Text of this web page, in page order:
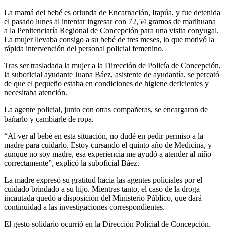
La mamá del bebé es oriunda de Encarnación, Itapúa, y fue detenida
el pasado lunes al intentar ingresar con 72,54 gramos de marihuana
a la Penitenciaría Regional de Concepción para una visita conyugal.
La mujer llevaba consigo a su bebé de tres meses, lo que motivó la
rápida intervención del personal policial femenino.
Tras ser trasladada la mujer a la Dirección de Policía de Concepción,
la suboficial ayudante Juana Báez, asistente de ayudantía, se percató
de que el pequeño estaba en condiciones de higiene deficientes y
necesitaba atención.
La agente policial, junto con otras compañeras, se encargaron de
bañarlo y cambiarle de ropa.
“Al ver al bebé en esta situación, no dudé en pedir permiso a la
madre para cuidarlo. Estoy cursando el quinto año de Medicina, y
aunque no soy madre, esa experiencia me ayudó a atender al niño
correctamente”, explicó la suboficial Báez.
La madre expresó su gratitud hacia las agentes policiales por el
cuidado brindado a su hijo. Mientras tanto, el caso de la droga
incautada quedó a disposición del Ministerio Público, que dará
continuidad a las investigaciones correspondientes.
El gesto solidario ocurrió en la Dirección Policial de Concepción.